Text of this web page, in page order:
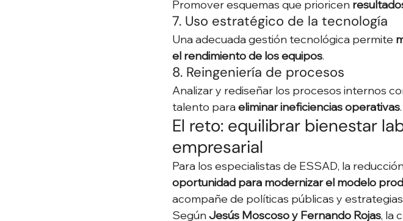
Promover esquemas que prioricen
7. Uso estratégico de la tecnología
Una adecuada gestión tecnológica permite
el rendimiento de los equipos.
8. Reingeniería de procesos
Analizar y rediseñar los procesos internos
talento para eliminar ineficiencias operativas.
El reto: equilibrar bienestar
empresarial
Para los especialistas de ESSAD, la
oportunidad para modernizar el modelo
acompañe de políticas públicas y
Según Jesús Moscoso y Fernando Rojas, la